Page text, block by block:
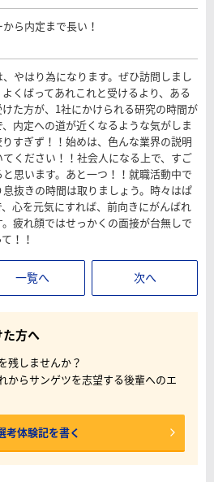
ら内定まで長い！
やはり為になります。ぜひ訪問しまし
くばってあれこれと受けるより、ある
た方が、1社にかけられる研究の時間が
内定への道が近くなるような気がしま
すぎず！！始めは、色んな業界の説明
ください！！社会人になる上で、すご
と思います。あと一つ！！就職活動中で
抜きの時間は取りましょう。時々はぱ
心を元気にすれば、前向きにがんばれ
疲れ顔ではせっかくの面接が台無しで
！！
一覧へ 次へ
方へ
残しませんか？
からサンゲツを志望する後輩へのエ
考体験記を書く